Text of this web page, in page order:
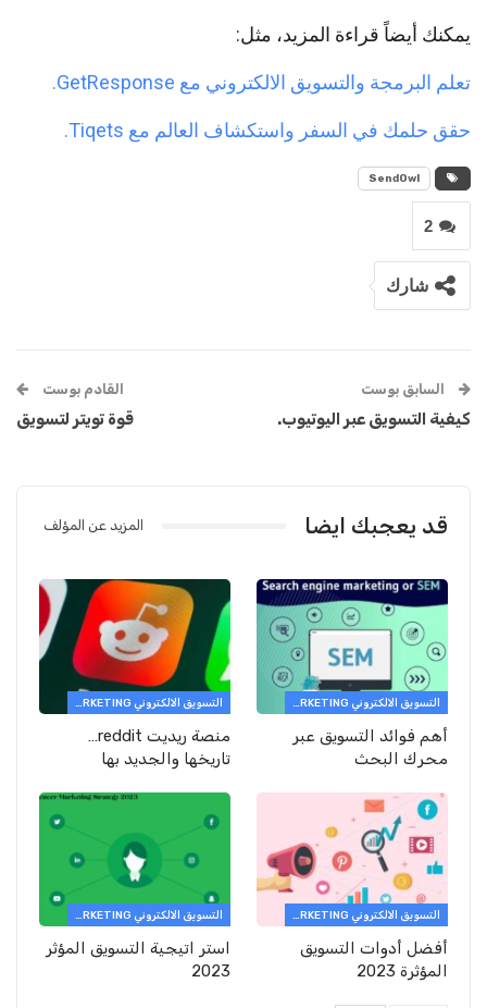
يمكنك أيضاً قراءة المزيد، مثل:
تعلم البرمجة والتسويق الالكتروني مع GetResponse.
حقق حلمك في السفر واستكشاف العالم مع Tiqets.
SendOwl
2
شارك
السابق بوست
كيفية التسويق عبر اليوتيوب.
القادم بوست
قوة تويتر لتسويق
قد يعجبك ايضا المزيد عن المؤلف
التسويق الالكتروني E-MARKETING
أهم فوائد التسويق عبر
محرك البحث
التسويق الالكتروني E-MARKETING
منصة ريديت reddit…
تاريخها والجديد بها
التسويق الالكتروني E-MARKETING
أفضل أدوات التسويق
المؤثرة 2023
التسويق الالكتروني E-MARKETING
استر اتيجية التسويق المؤثر
2023